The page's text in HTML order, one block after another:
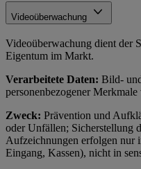
Videoüberwachung
Videoüberwachung dient der
Eigentum im Markt.
Verarbeitete Daten: Bild-
personenbezogener
Zweck: Prävention und
oder Unfällen; Sicherstellung
Aufzeichnungen erfolgen nur
Eingang, Kassen), nicht in